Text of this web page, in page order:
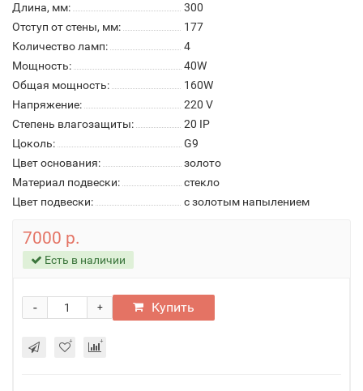
Длина, мм:
300
Отступ от стены, мм:
177
Количество ламп:
4
Мощность:
40W
Общая мощность:
160W
Напряжение:
220 V
Степень влагозащиты:
20 IP
Цоколь:
G9
Цвет основания:
золото
Материал подвески:
стекло
Цвет подвески:
с золотым напылением
7000 р.
Есть в наличии
+
- Купить